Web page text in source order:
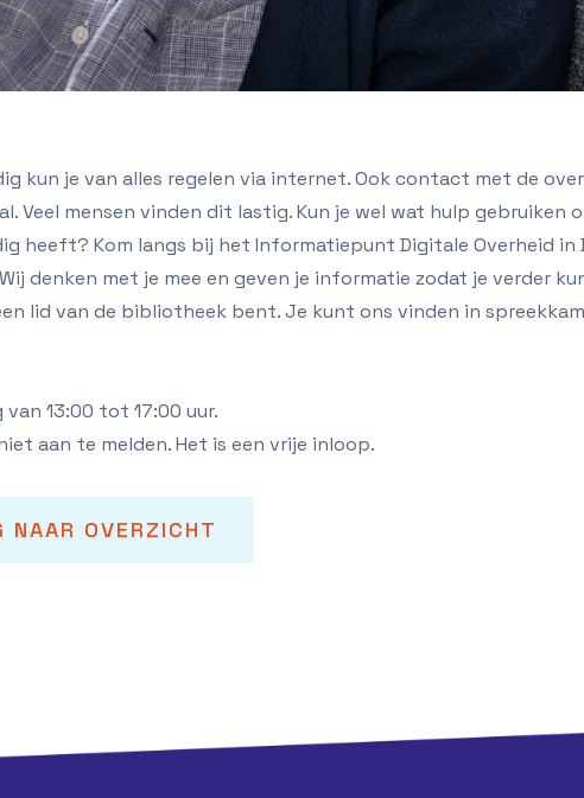
kun je van alles regelen via internet. Ook contact met de
Veel mensen vinden dit lastig. Kun je wel wat hulp gebruiken
heeft? Kom langs bij het Informatiepunt Digitale Overheid in
denken met je mee en geven je informatie zodat je verder
lid van de bibliotheek bent. Je kunt ons vinden in
van 13:00 tot 17:00 uur.
aan te melden. Het is een vrije inloop.
NAAR OVERZICHT